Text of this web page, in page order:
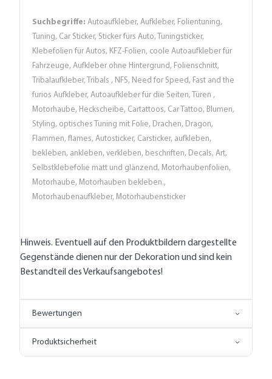
Suchbegriffe: Autoaufkleber, Aufkleber, Folientuning,
Tuning, Car Sticker, Sticker fürs Auto, Tuningsticker,
Klebefolien für Autos, KFZ-Folien, coole Autoaufkleber für
Fahrzeuge, Aufkleber ohne Hintergrund, Folienschnitt,
Tribalaufkleber, Tribals , NFS, Need for Speed, Fast and the
furios Aufkleber, Autoaufkleber für die Seiten, Türen ,
Motorhaube, Heckscheibe, Cartattoos, Car Tattoo, Blumen,
Styling, optisches Tuning mit Folie, Drachen, Dragon,
Flammen, flames, Autosticker, Carsticker, aufkleben,
bekleben, ankleben, verkleben, beschriften, Decals, Art,
Selbstklebefolie matt und glänzend, Motorhaubenfolien,
Motorhaube, Motorhauben bekleben.,
Motorhaubenaufkleber, Motorhaubensticker
Hinweis. Eventuell auf den Produktbildern dargestellte
Gegenstände dienen nur der Dekoration und sind kein
Bestandteil des Verkaufsangebotes!
Bewertungen
Produktsicherheit